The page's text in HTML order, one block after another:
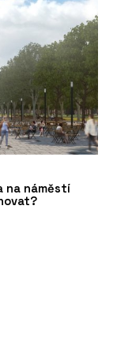
na náměstí